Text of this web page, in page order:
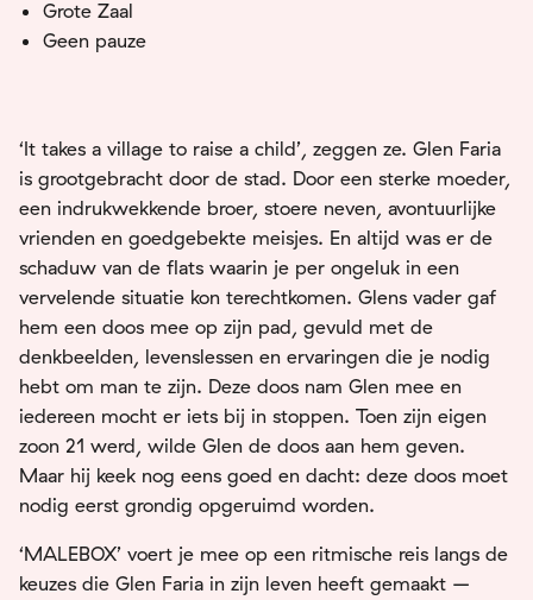
Grote Zaal
Geen pauze
‘It takes a village to raise a child’, zeggen ze. Glen Faria
is grootgebracht door de stad. Door een sterke moeder,
een indrukwekkende broer, stoere neven, avontuurlijke
vrienden en goedgebekte meisjes. En altijd was er de
schaduw van de flats waarin je per ongeluk in een
vervelende situatie kon terechtkomen. Glens vader gaf
hem een doos mee op zijn pad, gevuld met de
denkbeelden, levenslessen en ervaringen die je nodig
hebt om man te zijn. Deze doos nam Glen mee en
iedereen mocht er iets bij in stoppen. Toen zijn eigen
zoon 21 werd, wilde Glen de doos aan hem geven.
Maar hij keek nog eens goed en dacht: deze doos moet
nodig eerst grondig opgeruimd worden.
‘MALEBOX’ voert je mee op een ritmische reis langs de
keuzes die Glen Faria in zijn leven heeft gemaakt –